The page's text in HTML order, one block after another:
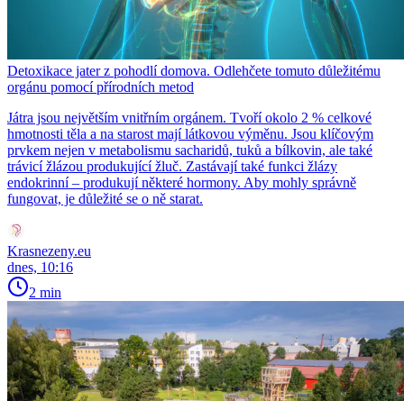
Detoxikace jater z pohodlí domova. Odlehčete tomuto důležitému
orgánu pomocí přírodních metod
Játra jsou největším vnitřním orgánem. Tvoří okolo 2 % celkové
hmotnosti těla a na starost mají látkovou výměnu. Jsou klíčovým
prvkem nejen v metabolismu sacharidů, tuků a bílkovin, ale také
trávicí žlázou produkující žluč. Zastávají také funkci žlázy
endokrinní – produkují některé hormony. Aby mohly správně
fungovat, je důležité se o ně starat.
Krasnezeny.eu
dnes, 10:16
2 min